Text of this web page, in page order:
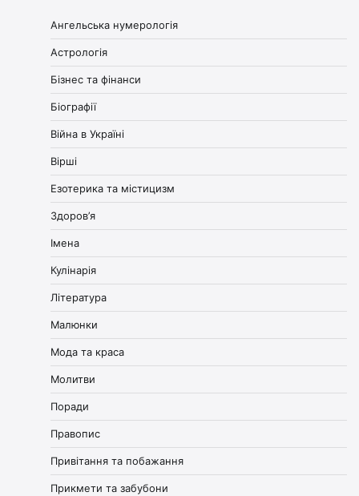
Ангельська нумерологія
Астрологія
Бізнес та фінанси
Біографії
Війна в Україні
Вірші
Езотерика та містицизм
Здоров’я
Імена
Кулінарія
Література
Малюнки
Мода та краса
Молитви
Поради
Правопис
Привітання та побажання
Прикмети та забубони